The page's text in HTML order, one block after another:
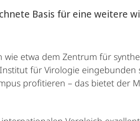
Basis für eine weitere
etwa dem Zentrum für
für Virologie eingebunden
profitieren – das bietet der